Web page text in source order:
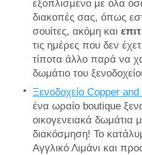
εξοπλισμένο με όλα
διακοπές σας, όπως
σουίτες, ακόμη και
τις ημέρες που δεν
τίποτα άλλο παρά να
δωμάτιο του
Ξενοδοχείο Copper
ένα ωραίο boutique
οικογενειακά δωμάτια
διακόσμηση! Το
Αγγλικό Λιμάνι και